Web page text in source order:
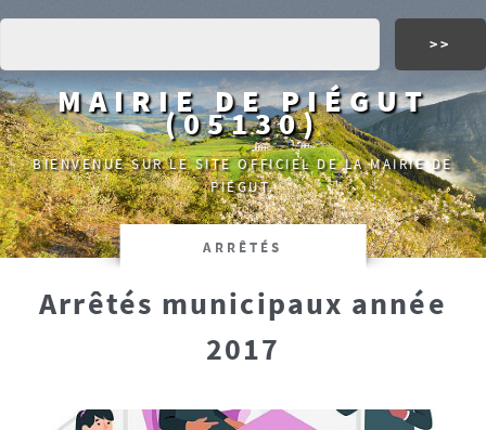
MAIRIE DE PIÉGUT
(05130)
BIENVENUE SUR LE SITE OFFICIEL DE LA MAIRIE DE
PIÉGUT.
ARRÊTÉS
Arrêtés municipaux année
2017